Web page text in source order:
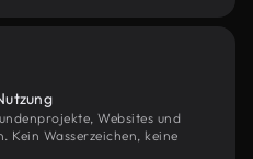
Websites und
Wasserzeichen, keine